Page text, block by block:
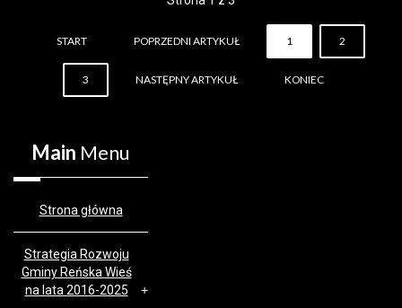
START POPRZEDNI ARTYKUŁ 1 2
3 NASTĘPNY ARTYKUŁ KONIEC
Main Menu
Strona główna
Strategia Rozwoju
Gminy Reńska Wieś
na lata 2016-2025